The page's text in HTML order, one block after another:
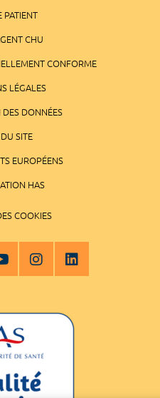
PATIENT
CHU
CONFORME
LÉGALES
DONNÉES
SITE
EUROPÉENS
HAS
COOKIES